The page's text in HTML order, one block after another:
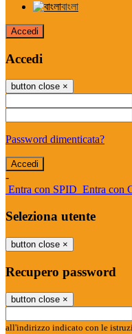
বাংলা
Accedi
Accedi
button close ×
Password dimenticata?
-
Entra con SPID Entra con
Seleziona utente
button close ×
Recupero password
button close ×
all'indirizzo indicato con le